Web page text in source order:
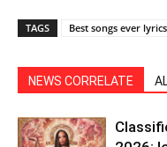
TAGS Best songs ever
NEWS CORRELATE